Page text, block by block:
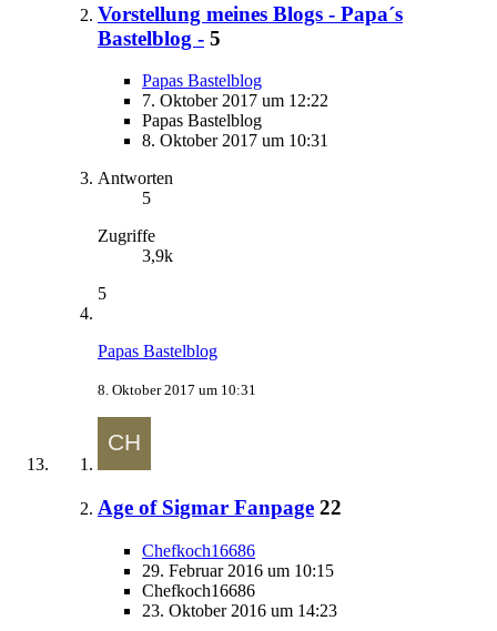
Vorstellung meines Blogs - Papa´s
Bastelblog - 5
Papas Bastelblog
7. Oktober 2017 um 12:22
Papas Bastelblog
8. Oktober 2017 um 10:31
Antworten
5
Zugriffe
3,9k
5
Papas Bastelblog
8. Oktober 2017 um 10:31
Age of Sigmar Fanpage 22
Chefkoch16686
29. Februar 2016 um 10:15
Chefkoch16686
23. Oktober 2016 um 14:23